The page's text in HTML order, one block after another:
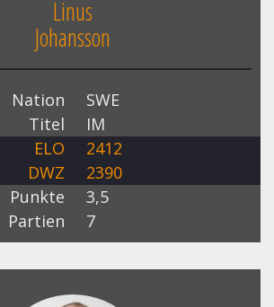
Linus
Johansson
Nation
SWE
Titel
IM
ELO
2412
DWZ
2390
Punkte
3,5
Partien
7